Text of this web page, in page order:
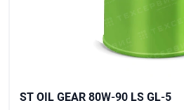
ST OIL GEAR 80W-90 LS GL-5